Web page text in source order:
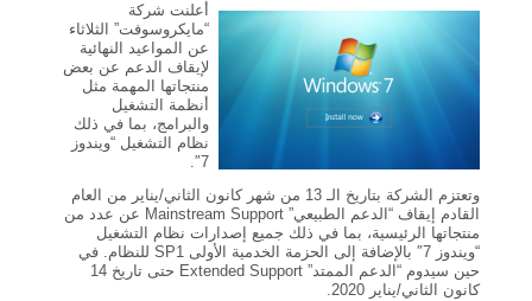
أعلنت شركة
“مايكروسوفت” الثلاثاء
عن المواعيد النهائية
لإيقاف الدعم عن بعض
منتجاتها المهمة مثل
أنظمة التشغيل
والبرامج، بما في ذلك
نظام التشغيل “ويندوز
7″.
وتعتزم الشركة بتاريخ الـ 13 من شهر كانون الثاني/يناير من العام
القادم إيقاف “الدعم الطبيعي” Mainstream Support عن عدد من
منتجاتها الرئيسية، بما في ذلك جميع إصدارات نظام التشغيل
“ويندوز 7″ بالإضافة إلى الحزمة الخدمية الأولى SP1 للنظام. في
حين سيدوم “الدعم الممتد” Extended Support حتى تاريخ 14
كانون الثاني/يناير 2020.